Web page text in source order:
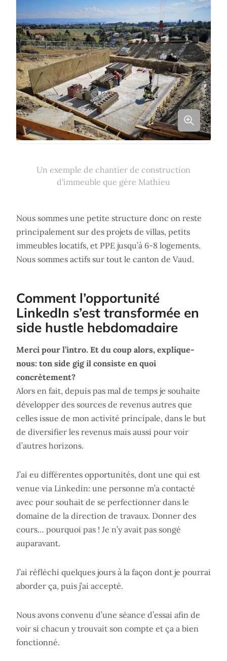
Un exemple de chantier de construction
d'immeuble que gère Mathieu
Nous sommes une petite structure donc on reste
principalement sur des projets de villas, petits
immeubles locatifs, et PPE jusqu’à 6-8 logements.
Nous sommes actifs sur tout le canton de Vaud.
Comment l’opportunité
LinkedIn s’est transformée en
side hustle hebdomadaire
Merci pour l’intro. Et du coup alors, explique-
nous: ton side gig il consiste en quoi
concrètement?
Alors en fait, depuis pas mal de temps je souhaite
développer des sources de revenus autres que
celles issue de mon activité principale, dans le but
de diversifier les revenus mais aussi pour voir
d’autres horizons.
J’ai eu différentes opportunités, dont une qui est
venue via Linkedin: une personne m’a contacté
avec pour souhait de se perfectionner dans le
domaine de la direction de travaux. Donner des
cours… pourquoi pas ! Je n’y avait pas songé
auparavant.
J’ai réfléchi quelques jours à la façon dont je pourrai
aborder ça, puis j’ai accepté.
Nous avons convenu d’une séance d’essai afin de
voir si chacun y trouvait son compte et ça a bien
fonctionné.